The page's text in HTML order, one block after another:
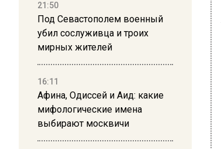
21:50
Под Севастополем военный
убил сослуживца и троих
мирных жителей
16:11
Афина, Одиссей и Аид: какие
мифологические имена
выбирают москвичи